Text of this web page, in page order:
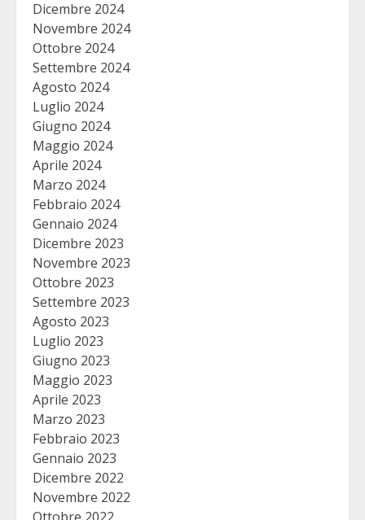
Dicembre 2024
Novembre 2024
Ottobre 2024
Settembre 2024
Agosto 2024
Luglio 2024
Giugno 2024
Maggio 2024
Aprile 2024
Marzo 2024
Febbraio 2024
Gennaio 2024
Dicembre 2023
Novembre 2023
Ottobre 2023
Settembre 2023
Agosto 2023
Luglio 2023
Giugno 2023
Maggio 2023
Aprile 2023
Marzo 2023
Febbraio 2023
Gennaio 2023
Dicembre 2022
Novembre 2022
Ottobre 2022